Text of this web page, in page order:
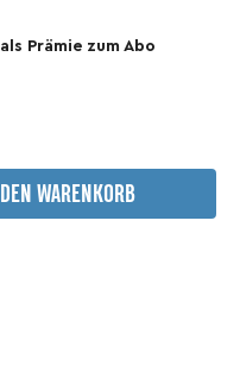
Prämie zum Abo
WARENKORB